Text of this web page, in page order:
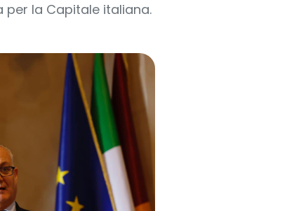
per la Capitale italiana.